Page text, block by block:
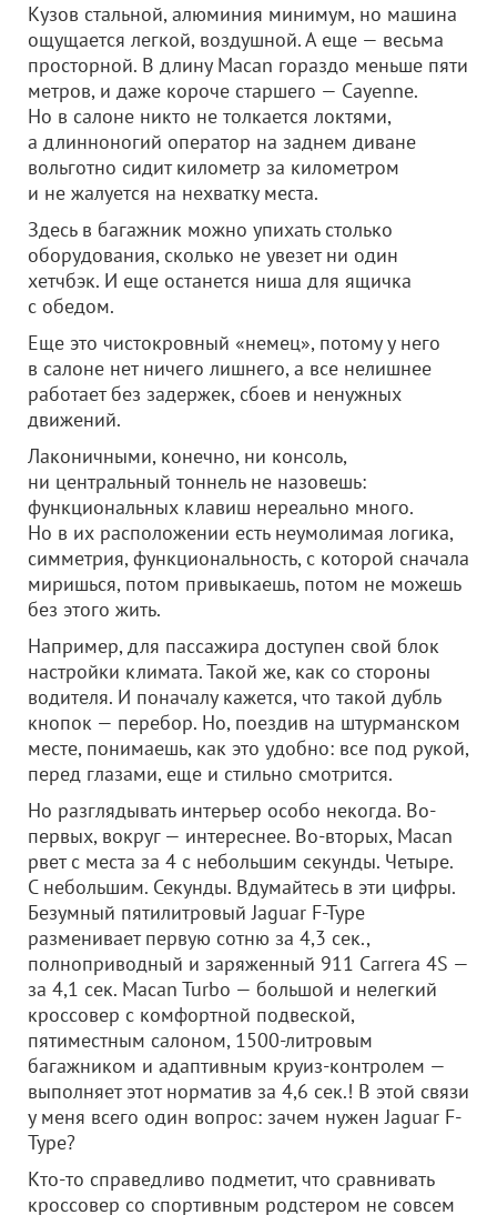
Кузов стальной, алюминия минимум, но машина
ощущается легкой, воздушной. А еще — весьма
просторной. В длину Macan гораздо меньше пяти
метров, и даже короче старшего — Cayenne.
Но в салоне никто не толкается локтями,
а длинноногий оператор на заднем диване
вольготно сидит километр за километром
и не жалуется на нехватку места.
Здесь в багажник можно упихать столько
оборудования, сколько не увезет ни один
хетчбэк. И еще останется ниша для ящичка
с обедом.
Еще это чистокровный «немец», потому у него
в салоне нет ничего лишнего, а все нелишнее
работает без задержек, сбоев и ненужных
движений.
Лаконичными, конечно, ни консоль,
ни центральный тоннель не назовешь:
функциональных клавиш нереально много.
Но в их расположении есть неумолимая логика,
симметрия, функциональность, с которой сначала
миришься, потом привыкаешь, потом не можешь
без этого жить.
Например, для пассажира доступен свой блок
настройки климата. Такой же, как со стороны
водителя. И поначалу кажется, что такой дубль
кнопок — перебор. Но, поездив на штурманском
месте, понимаешь, как это удобно: все под рукой,
перед глазами, еще и стильно смотрится.
Но разглядывать интерьер особо некогда. Во-
первых, вокруг — интереснее. Во-вторых, Macan
рвет с места за 4 с небольшим секунды. Четыре.
С небольшим. Секунды. Вдумайтесь в эти цифры.
Безумный пятилитровый Jaguar F-Type
разменивает первую сотню за 4,3 сек.,
полноприводный и заряженный 911 Carrera 4S —
за 4,1 сек. Macan Turbo — большой и нелегкий
кроссовер с комфортной подвеской,
пятиместным салоном, 1500-литровым
багажником и адаптивным круиз-контролем —
выполняет этот норматив за 4,6 сек.! В этой связи
у меня всего один вопрос: зачем нужен Jaguar F-
Type?
Кто-то справедливо подметит, что сравнивать
кроссовер со спортивным родстером не совсем